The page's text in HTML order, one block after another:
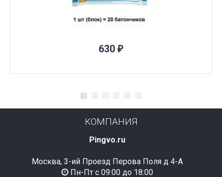
630 ₽
КОМПАНИЯ
Pingvo.ru
Москва, 3-ий Проезд Перова Поля д 4-А
Пн-Пт с 09:00 до 18:00